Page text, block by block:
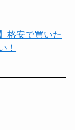
格安で買いた
！